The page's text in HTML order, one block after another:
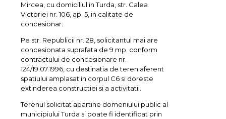
Mircea, cu domiciliul in Turda, str. Calea
Victoriei nr. 106, ap. 5, in calitate de
concesionar.
Pe str. Republicii nr. 28, solicitantul mai are
concesionata suprafata de 9 mp. conform
contractului de concesionare nr.
124/19.07.1996, cu destinatia de teren aferent
spatiului amplasat in corpul C6 si doreste
extinderea constructiei si a activitatii.
Terenul solicitat apartine domeniului public al
municipiului Turda si poate fi identificat prin